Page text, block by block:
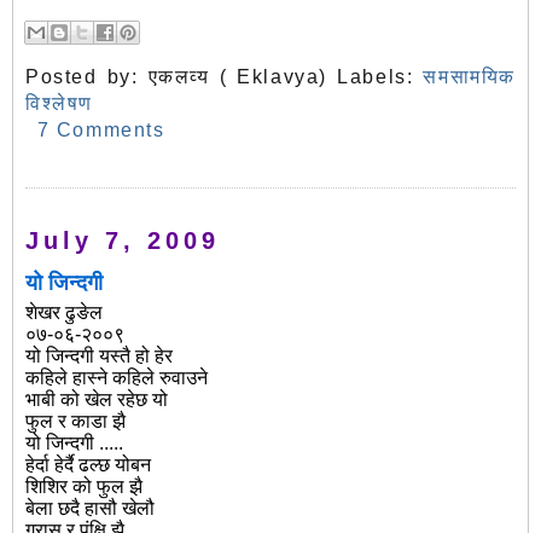
Posted by:एकलव्य ( Eklavya) Labels:समसामयिक
विश्लेषण
7 Comments
July 7, 2009
यो जिन्दगी
शेखर ढुङेल
०७-०६-२००९
यो जिन्दगी यस्तै हो हेर
कहिले हास्ने कहिले रुवाउने
भाबी को खेल रहेछ यो
फुल र काडा झै
यो जिन्दगी .....
हेर्दा हेर्दै ढल्छ योबन
शिशिर को फुल झै
बेला छदै हासौ खेलौ